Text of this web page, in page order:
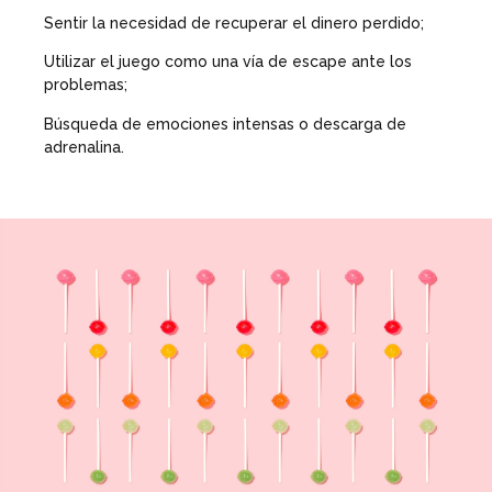
Sentir la necesidad de recuperar el dinero perdido;
Utilizar el juego como una vía de escape ante los
problemas;
Búsqueda de emociones intensas o descarga de
adrenalina.